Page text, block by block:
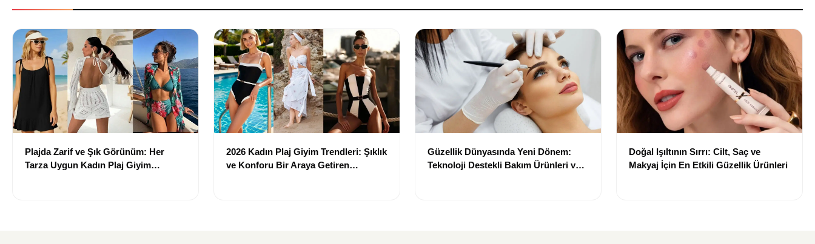
Plajda Zarif ve Şık Görünüm: Her
Tarza Uygun Kadın Plaj Giyim
2026 Kadın Plaj Giyim Trendleri: Şıklık
ve Konforu Bir Araya Getiren
Güzellik Dünyasında Yeni Dönem:
Teknoloji Destekli Bakım Ürünleri ve
Doğal Işıltının Sırrı: Cilt, Saç ve
Makyaj İçin En Etkili Güzellik Ürünleri